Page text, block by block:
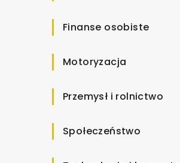
Finanse osobiste
Motoryzacja
Przemysł i rolnictwo
Społeczeństwo